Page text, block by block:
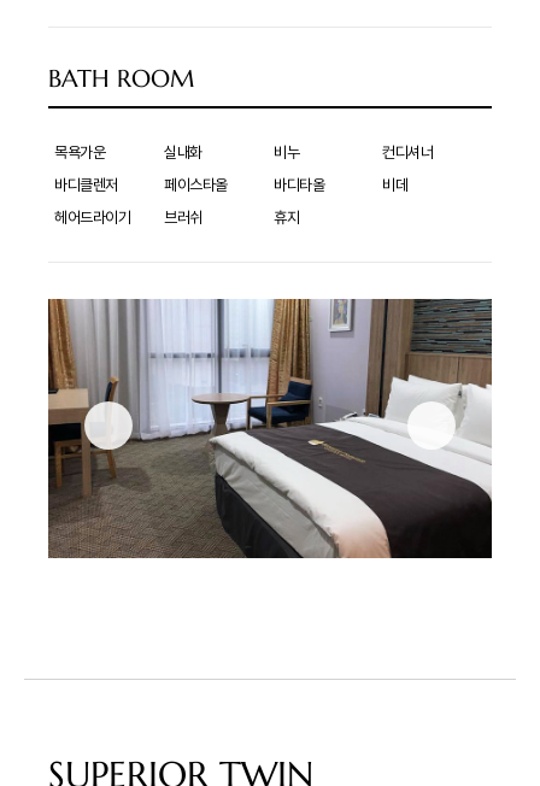
BATH ROOM
목욕가운 실내화 비누
컨디셔너
바디클렌저
페이스타올 바디타올
비데
헤어드라이기
브러쉬 휴지
SUPERIOR TWIN